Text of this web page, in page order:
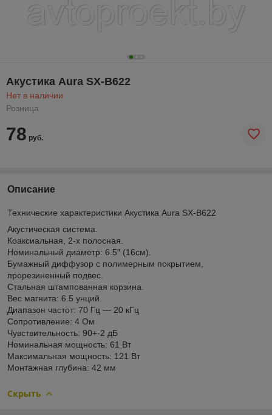
Акустика Aura SX-B622
Нет в наличии
Розница
78 руб.
Описание
Технические характеристики Акустика Aura SX-B622
Акустическая система.
Коаксиальная, 2-х полосная.
Номинальный диаметр: 6.5″ (16см).
Бумажный диффузор с полимерным покрытием,
прорезиненный подвес.
Стальная штампованная корзина.
Вес магнита: 6.5 унций.
Диапазон частот: 70 Гц — 20 кГц
Сопротивление: 4 Ом
Чувствительность: 90+-2 дБ
Номинальная мощность: 61 Вт
Максимальная мощность: 121 Вт
Монтажная глубина: 42 мм
Скрыть